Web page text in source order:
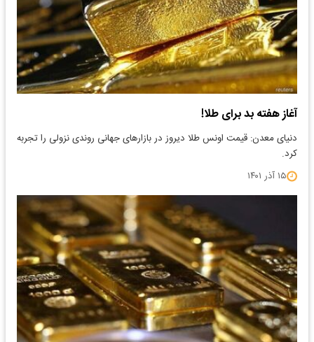
آغاز هفته بد برای طلا!
دنیای معدن: قیمت اونس طلا دیروز در بازارهای جهانی روندی نزولی را تجربه
کرد.
۱۵ آذر ۱۴۰۱